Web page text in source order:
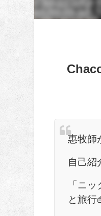
惠牧師
自己紹
「ニ
と旅行